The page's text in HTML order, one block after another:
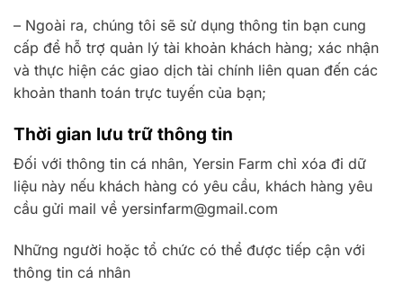
– Ngoài ra, chúng tôi sẽ sử dụng thông tin bạn cung
cấp để hỗ trợ quản lý tài khoản khách hàng; xác nhận
và thực hiện các giao dịch tài chính liên quan đến các
khoản thanh toán trực tuyến của bạn;
Thời gian lưu trữ thông tin
Đối với thông tin cá nhân, Yersin Farm chỉ xóa đi dữ
liệu này nếu khách hàng có yêu cầu, khách hàng yêu
cầu gửi mail về yersinfarm@gmail.com
Những người hoặc tổ chức có thể được tiếp cận với
thông tin cá nhân